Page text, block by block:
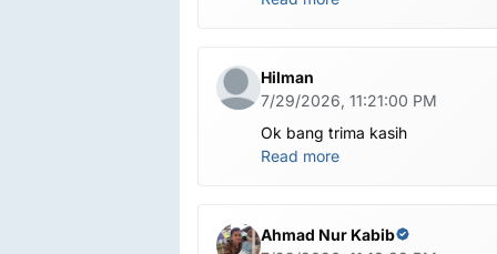
Hilman
7/29/2026, 11:21:00 PM
Ok bang trima kasih
Read more
Ahmad Nur Kabib